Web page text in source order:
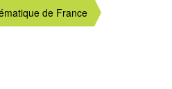
de France